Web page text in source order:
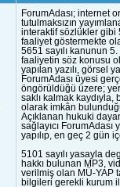
ForumAdası; internet
tutulmaksızın
interaktif sözlükler gibi
faaliyet göstermekte
5651 sayılı kanunun
faaliyetin söz konusu
yapılan yazılı, görsel
ForumAdası üyesi
öngörüldüğü üzere;
saklı kalmak
olarak imkân
Açıklanan hukuki
sağlayıcı
yapılıp, en geç 2 gün
5101 sayılı yasayla
hakkı bulunan MP3,
verilmiş olan MÜ-YAP
bilgileri gerekli kurum